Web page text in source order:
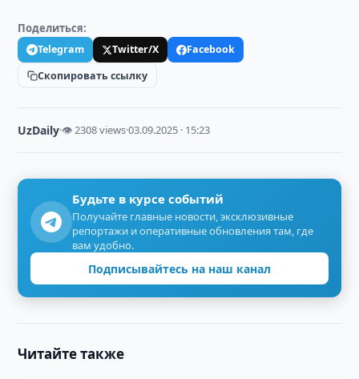
Поделиться:
Telegram Twitter/X
Facebook
Скопировать ссылку
UzDaily·👁 2308 views·03.09.2025 · 15:23
Будьте в курсе событий
Получайте главные новости, эксклюзивные
репортажи и оперативные обновления там, где
вам удобно.
Подписывайтесь на наш канал
Читайте также